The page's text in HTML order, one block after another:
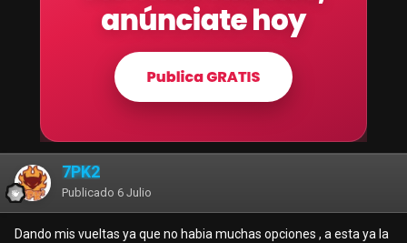
7PK2
Publicado 6 Julio
Dando mis vueltas ya que no habia muchas opciones , a esta ya la